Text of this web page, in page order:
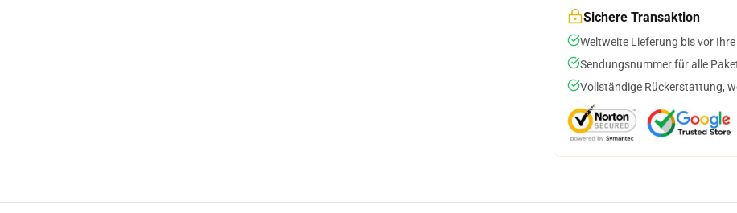
Sichere Transaktion
Weltweite Lieferung bis vor Ihre
Sendungsnummer für alle
Vollständige Rückerstattung,